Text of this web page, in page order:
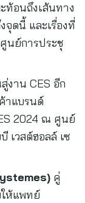
ท้อนถึงเส้นทาง
จุดนี้ และเรื่องที่
นย์การประชุ
งาน CES อีก
าแบรนด์
2024 ณ ศูนย์
เวสต์ฮอลล์ เซ
คู่
ห้แพทย์